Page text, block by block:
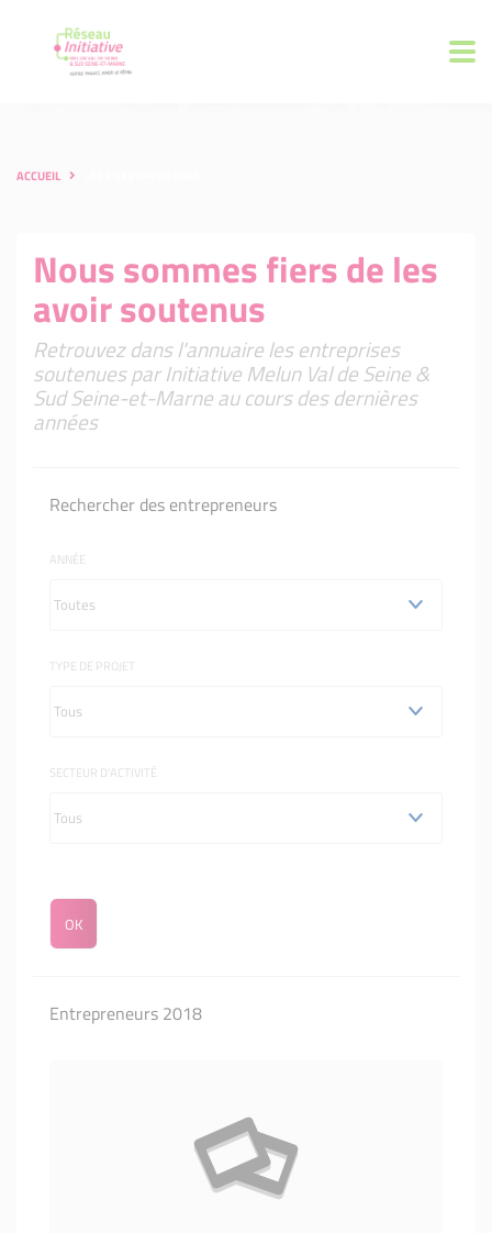
ACCUEIL
Nous sommes fiers de les
avoir soutenus
Retrouvez dans l'annuaire les entreprises
soutenues par Initiative Melun Val de Seine &
Sud Seine-et-Marne au cours des dernières
années
Rechercher des entrepreneurs
ANNÉE
TYPE DE PROJET
SECTEUR D'ACTIVITÉ
Entrepreneurs 2018